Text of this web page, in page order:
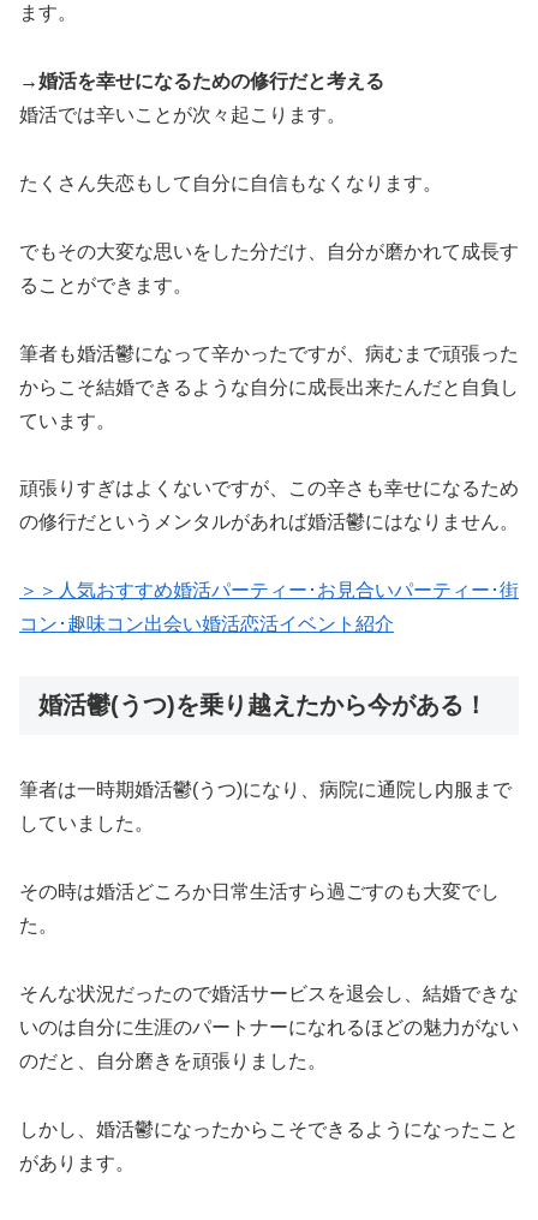
ます。
→婚活を幸せになるための修行だと考える
婚活では辛いことが次々起こります。
たくさん失恋もして自分に自信もなくなります。
でもその大変な思いをした分だけ、自分が磨かれて成長す
ることができます。
筆者も婚活鬱になって辛かったですが、病むまで頑張った
からこそ結婚できるような自分に成長出来たんだと自負し
ています。
頑張りすぎはよくないですが、この辛さも幸せになるため
の修行だというメンタルがあれば婚活鬱にはなりません。
＞＞人気おすすめ婚活パーティー･お見合いパーティー･街
コン･趣味コン出会い婚活恋活イベント紹介
婚活鬱(うつ)を乗り越えたから今がある！
筆者は一時期婚活鬱(うつ)になり、病院に通院し内服まで
していました。
その時は婚活どころか日常生活すら過ごすのも大変でし
た。
そんな状況だったので婚活サービスを退会し、結婚できな
いのは自分に生涯のパートナーになれるほどの魅力がない
のだと、自分磨きを頑張りました。
しかし、婚活鬱になったからこそできるようになったこと
があります。